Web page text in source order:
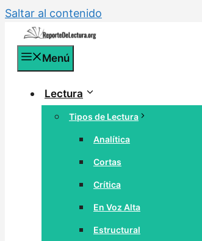
Saltar al contenido
Menú
Lectura
Tipos de Lectura
Analítica
Cortas
Crítica
En Voz Alta
Estructural